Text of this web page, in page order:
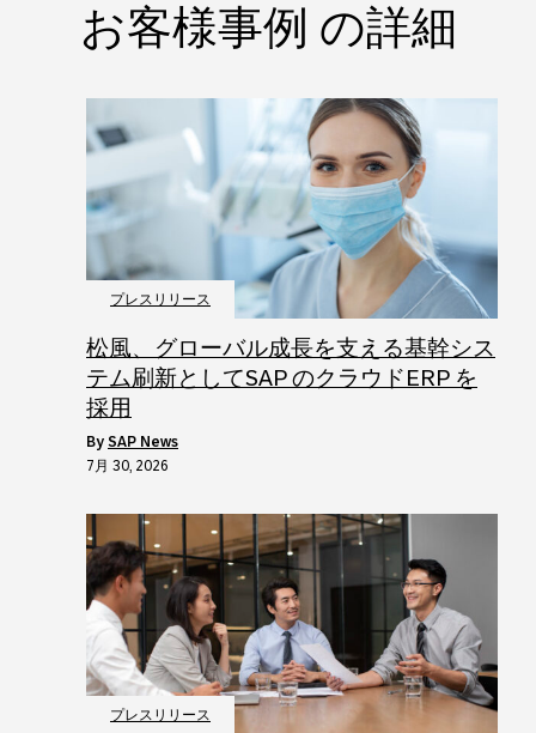
お客様事例 の詳細
プレスリリース
松風、グローバル成長を支える基幹シス
テム刷新としてSAP のクラウドERP を
採用
by SAP News
7月 30, 2026
プレスリリース